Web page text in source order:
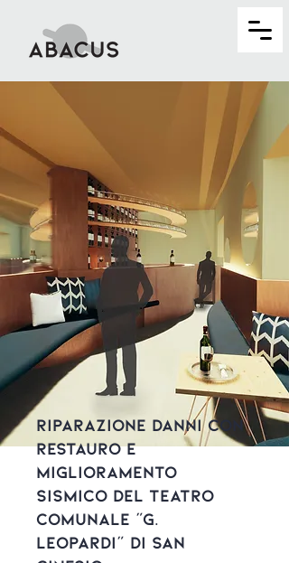
RIPARAZIONE DANNI CON
RESTAURO E
MIGLIORAMENTO
SISMICO DEL TEATRO
COMUNALE “G.
LEOPARDI” di san